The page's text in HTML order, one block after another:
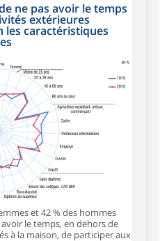
ne pas avoir le temps
extérieures
les caractéristiques
et 42 % des hommes
le temps, en dehors de
à la maison, de participer aux